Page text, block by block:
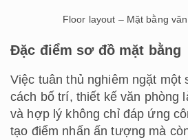
Floor layout – Mặt bằng
Đặc điểm sơ đồ mặt bằng
Việc tuân thủ nghiêm ngặt một
cách bố trí, thiết kế văn phòng
và hợp lý không chỉ đáp ứng
tạo điểm nhấn ấn tượng mà